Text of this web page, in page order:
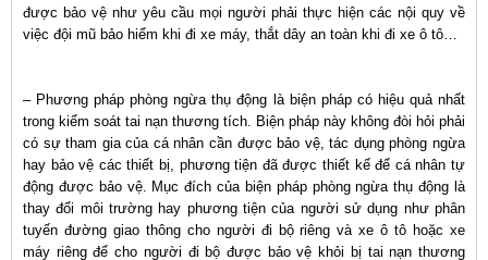
được bảo vệ như yêu cầu mọi người phải thực hiện các nội quy về
việc đội mũ bảo hiểm khi đi xe máy, thắt dây an toàn khi đi xe ô tô…
– Phương pháp phòng ngừa thụ động là biện pháp có hiệu quả nhất
trong kiểm soát tai nạn thương tích. Biện pháp này không đòi hỏi phải
có sự tham gia của cá nhân cần được bảo vệ, tác dụng phòng ngừa
hay bảo vệ các thiết bị, phương tiện đã được thiết kế để cá nhân tự
động được bảo vệ. Mục đích của biện pháp phòng ngừa thụ động là
thay đổi môi trường hay phương tiện của người sử dụng như phân
tuyến đường giao thông cho người đi bộ riêng và xe ô tô hoặc xe
máy riêng để cho người đi bộ được bảo vệ khỏi bị tai nạn thương